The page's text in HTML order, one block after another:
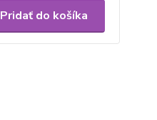
Pridať do košíka